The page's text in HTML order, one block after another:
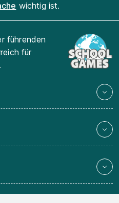
wichtig ist.
führenden
für
.